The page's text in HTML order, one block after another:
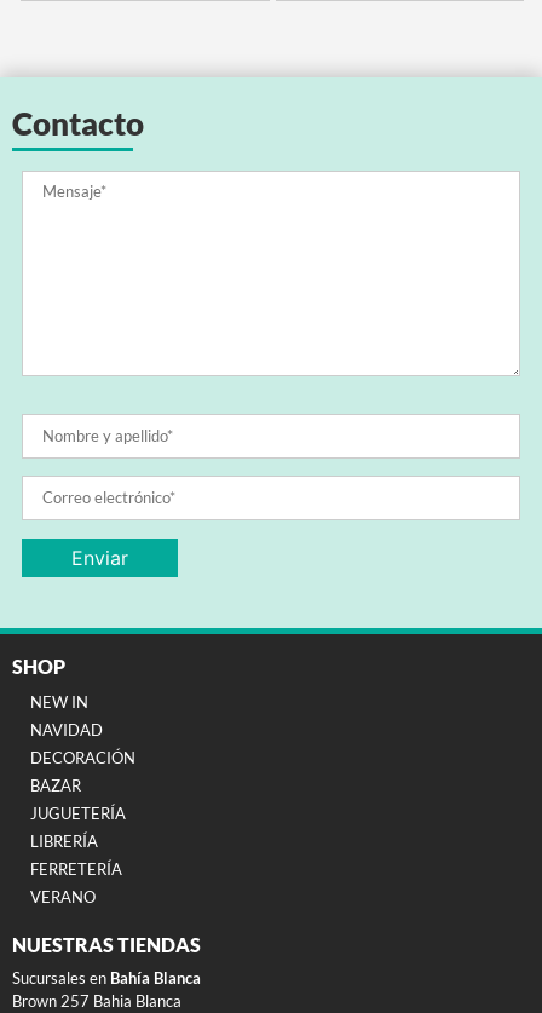
Contacto
SHOP
NEW IN
NAVIDAD
DECORACIÓN
BAZAR
JUGUETERÍA
LIBRERÍA
FERRETERÍA
VERANO
NUESTRAS TIENDAS
Sucursales en Bahía Blanca
Brown 257 Bahia Blanca